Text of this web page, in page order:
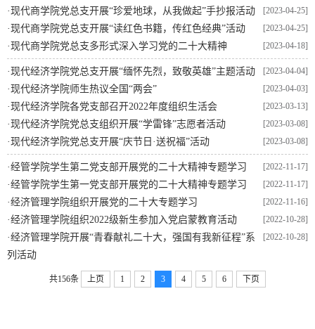
[2023-04-25]
·现代商学院党总支开展“珍爱地球，从我做起”手抄报活动
[2023-04-25]
·现代商学院党总支开展“读红色书籍，传红色经典”活动
[2023-04-18]
·现代商学院党总支多形式深入学习党的二十大精神
[2023-04-04]
·现代经济学院党总支开展“缅怀先烈，致敬英雄”主题活动
[2023-04-03]
·现代经济学院师生热议全国“两会”
[2023-03-13]
·现代经济学院各党支部召开2022年度组织生活会
[2023-03-08]
·现代经济学院党总支组织开展“学雷锋”志愿者活动
[2023-03-08]
·现代经济学院党总支开展“庆节日·送祝福”活动
[2022-11-17]
·经管学院学生第二党支部开展党的二十大精神专题学习
[2022-11-17]
·经管学院学生第一党支部开展党的二十大精神专题学习
[2022-11-16]
·经济管理学院组织开展党的二十大专题学习
[2022-10-28]
·经济管理学院组织2022级新生参加入党启蒙教育活动
[2022-10-28]
·经济管理学院开展“青春献礼二十大，强国有我新征程”系
列活动
共156条 上页 1 2 3 4 5 6 下页